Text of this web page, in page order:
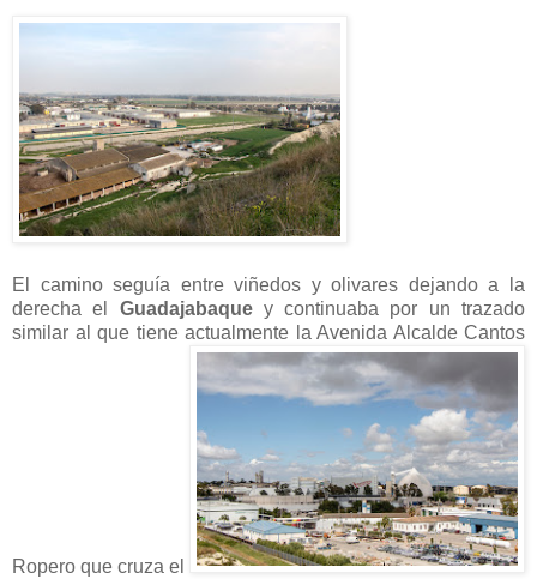
El camino seguía entre viñedos y olivares dejando a la
derecha el Guadajabaquey continuaba por un trazado
similar al que tiene actualmente la Avenida Alcalde Cantos
Ropero que cruza el